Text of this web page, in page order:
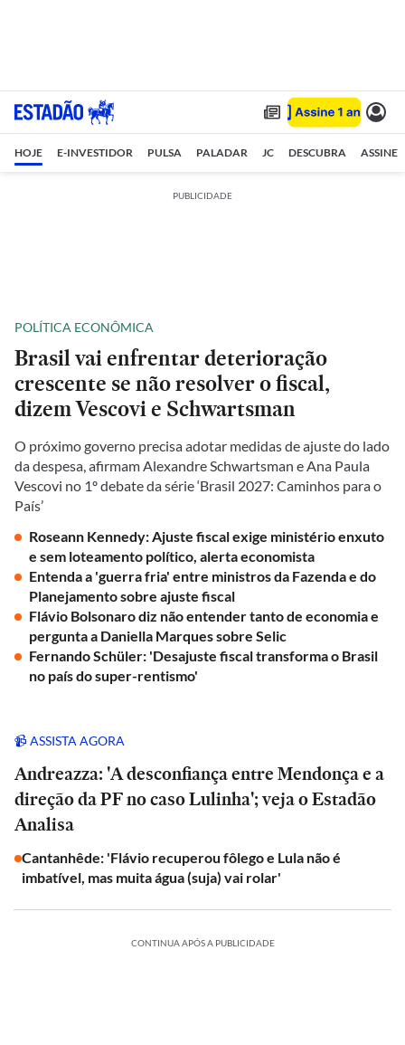
HOJE E-INVESTIDOR PULSA PALADAR JC DESCUBRA ASSINE
PUBLICIDADE
POLÍTICA ECONÔMICA
Brasil vai enfrentar deterioração
crescente se não resolver o fiscal,
dizem Vescovi e Schwartsman
O próximo governo precisa adotar medidas de ajuste do lado
da despesa, afirmam Alexandre Schwartsman e Ana Paula
Vescovi no 1º debate da série ‘Brasil 2027: Caminhos para o
País’
Roseann Kennedy: Ajuste fiscal exige ministério enxuto
e sem loteamento político, alerta economista
Entenda a 'guerra fria' entre ministros da Fazenda e do
Planejamento sobre ajuste fiscal
Flávio Bolsonaro diz não entender tanto de economia e
pergunta a Daniella Marques sobre Selic
Fernando Schüler: 'Desajuste fiscal transforma o Brasil
no país do super-rentismo'
📹 ASSISTA AGORA
Andreazza: 'A desconfiança entre Mendonça e a
direção da PF no caso Lulinha'; veja o Estadão
Analisa
Cantanhêde: 'Flávio recuperou fôlego e Lula não é
imbatível, mas muita água (suja) vai rolar'
CONTINUA APÓS A PUBLICIDADE